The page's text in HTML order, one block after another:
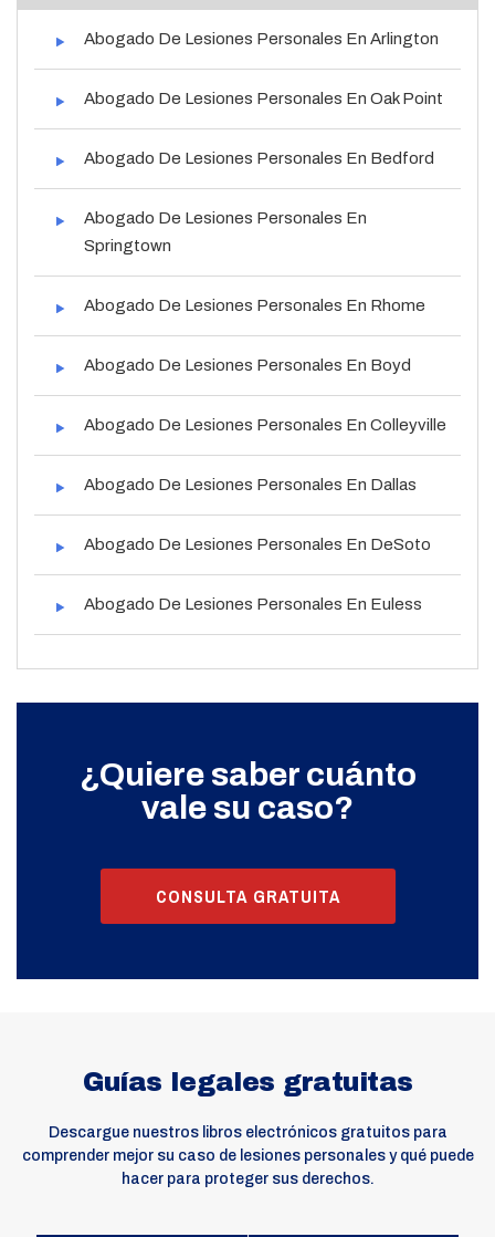
Abogado De Lesiones Personales En Arlington
Abogado De Lesiones Personales En Oak Point
Abogado De Lesiones Personales En Bedford
Abogado De Lesiones Personales En
Springtown
Abogado De Lesiones Personales En Rhome
Abogado De Lesiones Personales En Boyd
Abogado De Lesiones Personales En Colleyville
Abogado De Lesiones Personales En Dallas
Abogado De Lesiones Personales En DeSoto
Abogado De Lesiones Personales En Euless
¿Quiere saber cuánto
vale su caso?
CONSULTA GRATUITA
Guías legales gratuitas
Descargue nuestros libros electrónicos gratuitos para
comprender mejor su caso de lesiones personales y qué puede
hacer para proteger sus derechos.